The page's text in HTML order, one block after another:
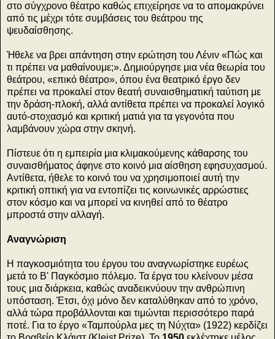
στο σύγχρονο θέατρο καθώς επιχείρησε να το απομακρύνει
από τις μέχρι τότε συμβάσεις του θεάτρου της
ψευδαίσθησης.
Ήθελε να βρει απάντηση στην ερώτηση του Λένιν «Πώς και
τι πρέπει να μαθαίνουμε;». Δημιούργησε μια νέα θεωρία του
θεάτρου, «επικό θέατρο», όπου ένα θεατρικό έργο δεν
πρέπει να προκαλεί στον θεατή συναισθηματική ταύτιση με
την δράση-πλοκή, αλλά αντίθετα πρέπει να προκαλεί λογικό
αυτό-στοχασμό και κριτική ματιά για τα γεγονότα που
λαμβάνουν χώρα στην σκηνή.
Πίστευε ότι η εμπειρία μια κλιμακούμενης κάθαρσης του
συναισθήματος άφηνε στο κοινό μια αίσθηση εφησυχασμού.
Αντίθετα, ήθελε το κοινό του να χρησιμοποιεί αυτή την
κριτική οπτική για να εντοπίζει τις κοινωνικές αρρώστιες
στον κόσμο και να μπορεί να κινηθεί από το θέατρο
μπροστά στην αλλαγή.
Αναγνώριση
Η παγκοσμιότητα του έργου του αναγνωρίστηκε ευρέως
μετά το Β' Παγκόσμιο πόλεμο. Τα έργα του κλείνουν μέσα
τους μια διάρκεια, καθώς αναδεικνύουν την ανθρώπινη
υπόσταση. Έτσι, όχι μόνο δεν καταλύθηκαν από το χρόνο,
αλλά τώρα προβάλλονται και τιμώνται περισσότερο παρά
ποτέ. Για το έργο «Ταμπούρλα μες τη Νύχτα» (1922) κερδίζει